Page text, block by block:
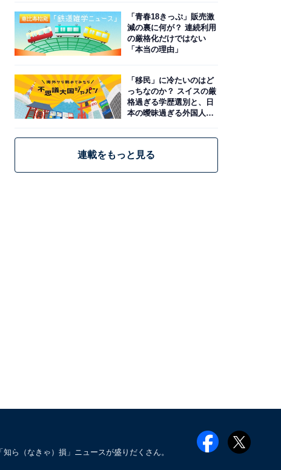
「青春18きっぷ」販売激
減の裏に何が？ 連続利用
の厳格化だけではない
「本当の理由」
「移民」に冷たいのはど
っちなのか？ スイスの厳
格過ぎる学歴選別と、日
本の曖昧過ぎる外国人政
連載をもっと見る
ら（なきゃ）損」ニュースが盛りだくさん。